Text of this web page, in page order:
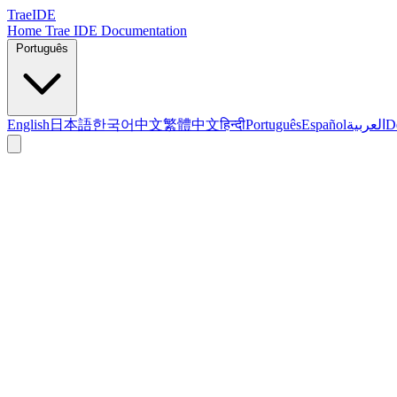
TraeIDE
Home Trae IDE Documentation
Português
English 日本語한국어中文繁體中文हिन्दीPortuguêsEspañolالعربية